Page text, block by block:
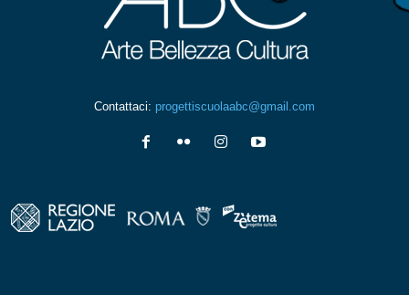
Contattaci: progettiscuolaabc@gmail.com